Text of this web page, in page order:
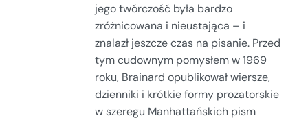
jego twórczość była bardzo
zróżnicowana i nieustająca – i
znalazł jeszcze czas na pisanie. Przed
tym cudownym pomysłem w 1969
roku, Brainard opublikował wiersze,
dzienniki i krótkie formy prozatorskie
w szeregu Manhattańskich pism